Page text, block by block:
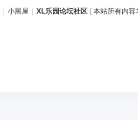
小黑屋 XL乐园论坛社区 ( 本站所有内容